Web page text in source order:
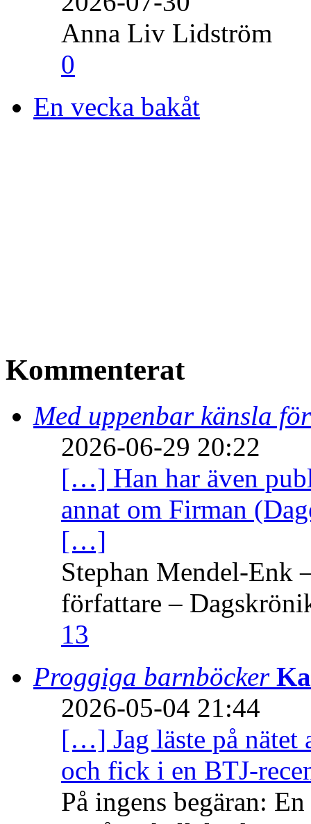
Anna Liv Lidström
0
En vecka bakåt
Kommenterat
Med uppenbar känsla
2026-06-29 20:22
[…] Han har även
annat om Firman
[…]
Stephan Mendel-Enk
författare –
13
Proggiga barnböcker
2026-05-04 21:44
[…] Jag läste på nätet
och fick i en BTJ-
På ingens begäran: